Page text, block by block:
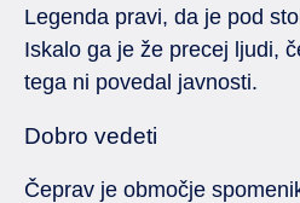
Legenda pravi, da je pod
Iskalo ga je že precej ljudi,
tega ni povedal javnosti.
Dobro vedeti
Čeprav je območje